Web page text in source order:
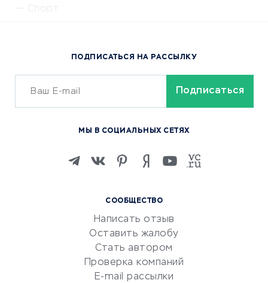
Спорт
Сервисы доставки
ОБУЧЕНИЕ И РАБОТА
Изучение иностранных
Маркетинг и продажи
Репетиторство
Красота и здоровье
Сервисы по поиску работы
Сетевой маркетинг
СООБЩЕСТВО
Написать отзыв
Оставить жалобу
Стать автором
Проверка компаний
E-mail рассылки
ПОДПИСАТЬСЯ НА РАССЫЛКУ
МЫ В СОЦИАЛЬНЫХ СЕТЯХ